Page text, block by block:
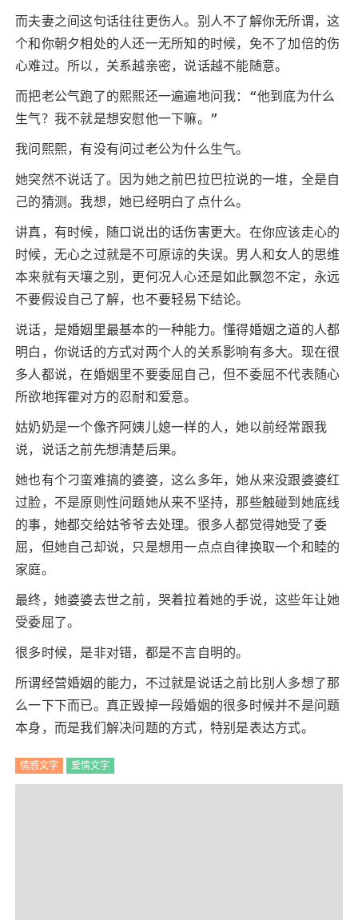
而夫妻之间这句话往往更伤人。别人不了解你无所谓，这
个和你朝夕相处的人还一无所知的时候，免不了加倍的伤
心难过。所以，关系越亲密，说话越不能随意。
而把老公气跑了的熙熙还一遍遍地问我：“他到底为什么
生气？我不就是想安慰他一下嘛。”
我问熙熙，有没有问过老公为什么生气。
她突然不说话了。因为她之前巴拉巴拉说的一堆，全是自
己的猜测。我想，她已经明白了点什么。
讲真，有时候，随口说出的话伤害更大。在你应该走心的
时候，无心之过就是不可原谅的失误。男人和女人的思维
本来就有天壤之别，更何况人心还是如此飘忽不定，永远
不要假设自己了解，也不要轻易下结论。
说话，是婚姻里最基本的一种能力。懂得婚姻之道的人都
明白，你说话的方式对两个人的关系影响有多大。现在很
多人都说，在婚姻里不要委屈自己，但不委屈不代表随心
所欲地挥霍对方的忍耐和爱意。
姑奶奶是一个像齐阿姨儿媳一样的人，她以前经常跟我
说，说话之前先想清楚后果。
她也有个刁蛮难搞的婆婆，这么多年，她从来没跟婆婆红
过脸，不是原则性问题她从来不坚持，那些触碰到她底线
的事，她都交给姑爷爷去处理。很多人都觉得她受了委
屈，但她自己却说，只是想用一点点自律换取一个和睦的
家庭。
最终，她婆婆去世之前，哭着拉着她的手说，这些年让她
受委屈了。
很多时候，是非对错，都是不言自明的。
所谓经营婚姻的能力，不过就是说话之前比别人多想了那
么一下下而已。真正毁掉一段婚姻的很多时候并不是问题
本身，而是我们解决问题的方式，特别是表达方式。
情感文字 爱情文字